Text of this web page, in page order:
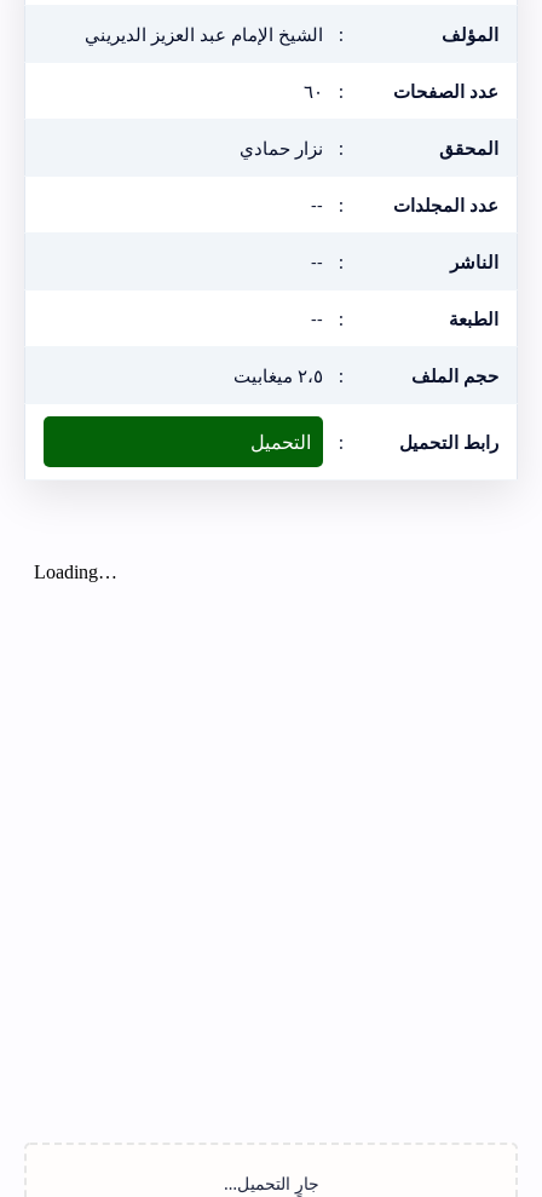
المؤلف : الشيخ الإمام عبد العزيز الديريني
عدد الصفحات : ٦٠
المحقق : نزار حمادي
عدد المجلدات :
--
الناشر :
--
الطبعة :
--
حجم الملف : ٢،٥ ميغابيت
رابط التحميل : التحميل